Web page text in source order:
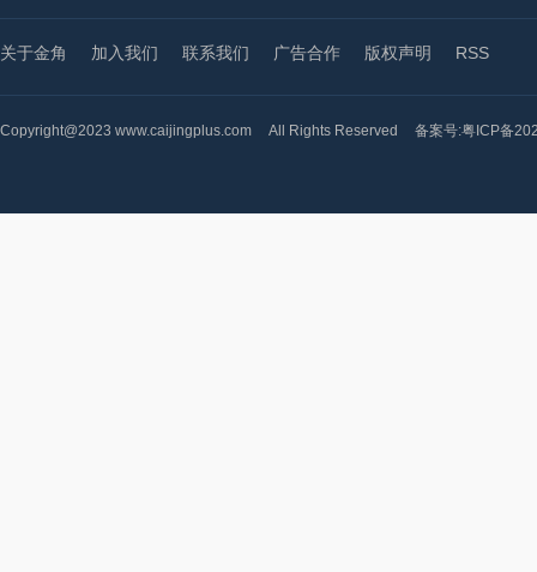
关于金角 加入我们 联系我们 广告合作 版权声明 RSS
Copyright@2023 www.caijingplus.com All Rights Reserved 备案号:粤ICP备